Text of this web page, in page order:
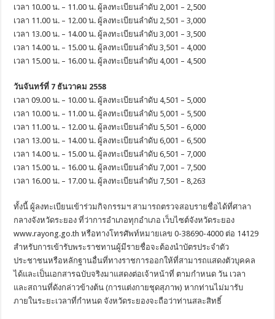
เวลา 10.00 น. – 11.00 น. ผู้ลงทะเบียนลำดับ 2,001 – 2,500
เวลา 11.00 น. – 12.00 น. ผู้ลงทะเบียนลำดับ 2,501 – 3,000
เวลา 13.00 น. – 14.00 น. ผู้ลงทะเบียนลำดับ 3,001 – 3,500
เวลา 14.00 น. – 15.00 น. ผู้ลงทะเบียนลำดับ 3,501 – 4,000
เวลา 15.00 น. – 16.00 น. ผู้ลงทะเบียนลำดับ 4,001 – 4,500
วันจันทร์ที่ 7 ธันวาคม 2558
เวลา 09.00 น. – 10.00 น. ผู้ลงทะเบียนลำดับ 4,501 – 5,000
เวลา 10.00 น. – 11.00 น. ผู้ลงทะเบียนลำดับ 5,001 – 5,500
เวลา 11.00 น. – 12.00 น. ผู้ลงทะเบียนลำดับ 5,501 – 6,000
เวลา 13.00 น. – 14.00 น. ผู้ลงทะเบียนลำดับ 6,001 – 6,500
เวลา 14.00 น. – 15.00 น. ผู้ลงทะเบียนลำดับ 6,501 – 7,000
เวลา 15.00 น. – 16.00 น. ผู้ลงทะเบียนลำดับ 7,001 – 7,500
เวลา 16.00 น. – 17.00 น. ผู้ลงทะเบียนลำดับ 7,501 – 8,263
ทั้งนี้ ผู้ลงทะเบียนเข้าร่วมกิจกรรมฯ สามารถตรวจสอบรายชื่อได้ที่ศาลา
กลางจังหวัดระยอง ที่ว่าการอำเภอทุกอำเภอ เว็บไซต์จังหวัดระยอง
www.rayong.go.th หรือทางโทรศัพท์หมายเลข 0-38690-4000 ต่อ 14129
สำหรับการเข้ารับพระราชทานผู้มีรายชื่อจะต้องนำบัตรประจำตัว
ประชาชนหรือหลักฐานอื่นที่ทางราชการออกให้ที่สามารถแสดงตัวบุคคล
ได้และเป็นเอกสารฉบับจริงมาแสดงต่อเจ้าหน้าที่ ตามกำหนด วัน เวลา
และสถานที่ดังกล่าวข้างต้น (การแต่งกายชุดสุภาพ) หากท่านไม่มารับ
ภายในระยะเวลาที่กำหนด จังหวัดระยองจะถือว่าท่านสละสิทธิ์